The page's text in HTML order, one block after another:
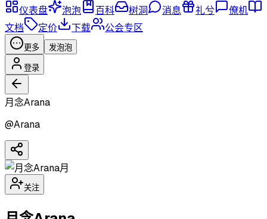
仪表盘
泡泡 百科 树洞 消息 礼兮
僚机
文档
定价 下载 公会专区
更多 发泡泡
登录
月念Arana
@Arana
月
关注